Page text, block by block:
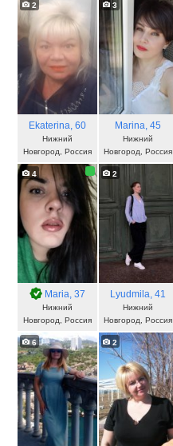
2
Ekaterina, 60
Нижний
Новгород, Россия
3
Marina, 45
Нижний
Новгород, Россия
4
Мaria, 37
Нижний
Новгород, Россия
2
Lyudmila, 41
Нижний
Новгород, Россия
6 2